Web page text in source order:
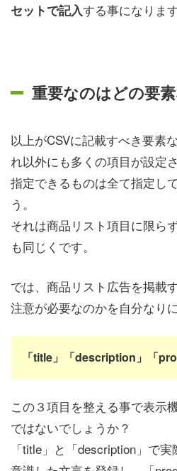
セットで記入する事になります
重要なのはどの要
以上がCSVに記載すべき要素
れ以外にも多くの項目が設定
指定できるものは全て指定し
う。
それは商品リスト項目に限ら
も同じくです。
では、商品リスト広告を掲載
注意が必要なのかを自分なり
「title」「description」「
この３項目を整える事で表示
ではないでしょうか？
「title」と「description」で